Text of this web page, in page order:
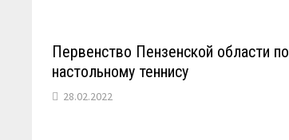
Первенство Пензенской области по
настольному теннису
28.02.2022